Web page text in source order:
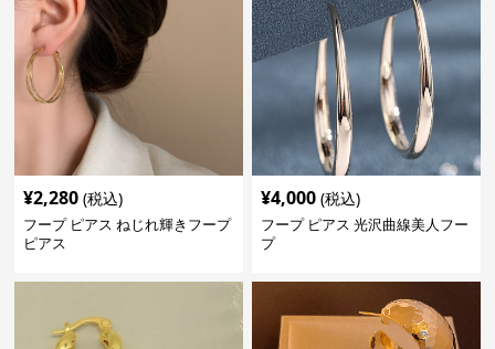
¥2,280 (税込)
フープ ピアス ねじれ輝きフープ
ピアス
¥4,000 (税込)
フープ ピアス 光沢曲線美人フー
プ